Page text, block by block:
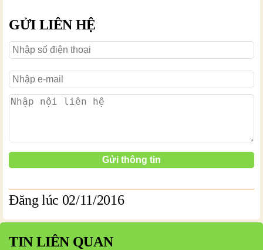
GỬI LIÊN HỆ
Đăng lúc 02/11/2016
TIN LIÊN QUAN